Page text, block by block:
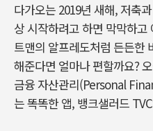
다가오는 2019년 새해, 저축
상 시작하려고 하면 막막하
트맨의 알프레도처럼 든든한
해준다면 얼마나 편할까요?
금융 자산관리(Personal
는 똑똑한 앱, 뱅크샐러드